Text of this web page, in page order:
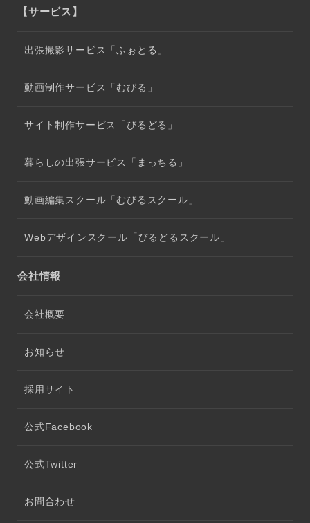
【サービス】
出張撮影サービス「ふぉとる」
動画制作サービス「むびる」
サイト制作サービス「びるどる」
暮らしの出張サービス「まっちる」
動画編集スクール「むびるスクール」
Webデザインスクール「びるどるスクール」
会社情報
会社概要
お知らせ
採用サイト
公式Facebook
公式Twitter
お問合わせ